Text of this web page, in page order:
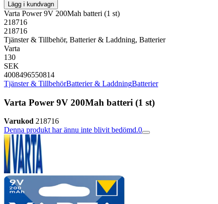
Lägg i kundvagn
Varta Power 9V 200Mah batteri (1 st)
218716
218716
Tjänster & Tillbehör, Batterier & Laddning, Batterier
Varta
130
SEK
4008496550814
Tjänster & TillbehörBatterier & LaddningBatterier
Varta Power 9V 200Mah batteri (1 st)
Varukod 218716
Denna produkt har ännu inte blivit bedömd.0